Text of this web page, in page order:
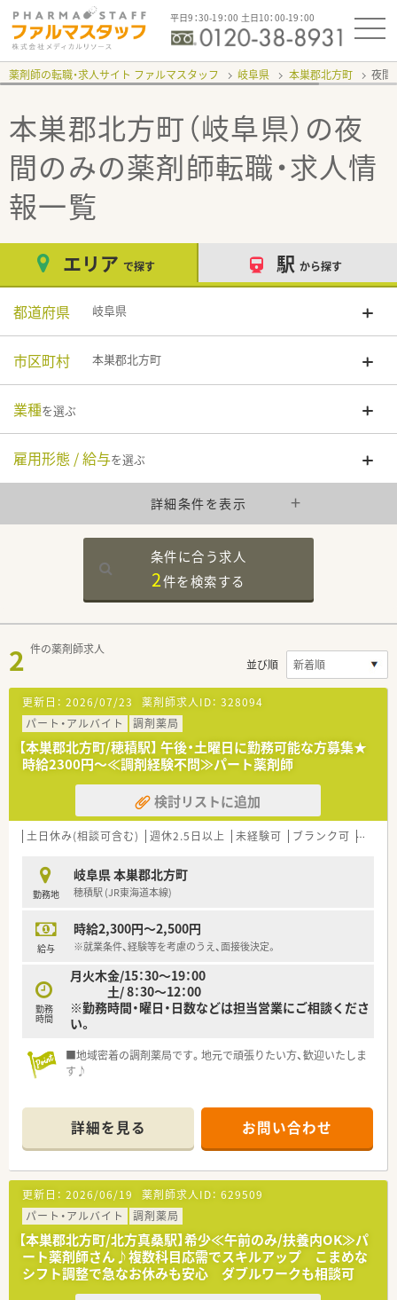
平日9：30-19：00 土日10：00-19：00
薬剤師の転職・求人サイト ファルマスタッフ 岐阜県 本巣郡北方町 夜間
本巣郡北方町（岐阜県）の夜
間のみの薬剤師転職・求人情
報一覧
エリア で探す 駅 から探す
都道府県 岐阜県
市区町村 本巣郡北方町
業種を選ぶ
雇用形態 / 給与を選ぶ
詳細条件を表示
条件に合う求人
2件を検索する
2 件の薬剤師求人
並び順
更新日： 2026/07/23 薬剤師求人ID： 328094
パート・アルバイト
調剤薬局
【本巣郡北方町/穂積駅】 午後・土曜日に勤務可能な方募集★
時給2300円～≪調剤経験不問≫パート薬剤師
検討リストに追加
土日休み(相談可含む) 週休2.5日以上 未経験可 ブランク可 Ｗワ
勤務地
岐阜県 本巣郡北方町
穂積駅 (JR東海道本線)
給与
時給2,300円～2,500円
※就業条件、経験等を考慮のうえ、面接後決定。
勤務
時間
月火木金/15：30～19：00
土/ 8：30～12：00
※勤務時間・曜日・日数などは担当営業にご相談くださ
い。
■地域密着の調剤薬局です。地元で頑張りたい方、歓迎いたしま
す♪
詳細を見る お問い合わせ
更新日： 2026/06/19 薬剤師求人ID： 629509
パート・アルバイト
調剤薬局
【本巣郡北方町/北方真桑駅】希少≪午前のみ/扶養内OK≫パ
ート薬剤師さん♪複数科目応需でスキルアップ こまめな
シフト調整で急なお休みも安心 ダブルワークも相談可